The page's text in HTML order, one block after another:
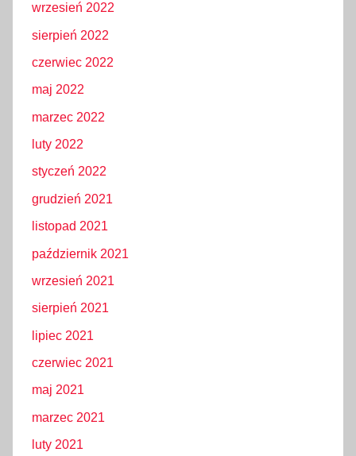
wrzesień 2022
sierpień 2022
czerwiec 2022
maj 2022
marzec 2022
luty 2022
styczeń 2022
grudzień 2021
listopad 2021
październik 2021
wrzesień 2021
sierpień 2021
lipiec 2021
czerwiec 2021
maj 2021
marzec 2021
luty 2021